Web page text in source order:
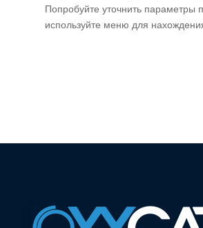
Попробуйте уточнить параметры
используйте меню для